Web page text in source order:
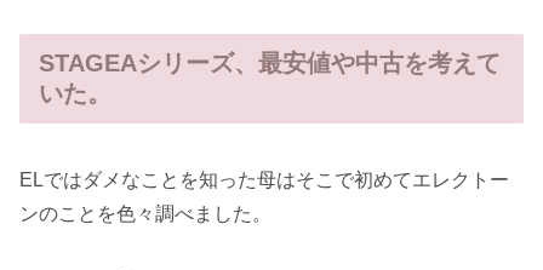
STAGEAシリーズ、最安値や中古を考えて
いた。
ELではダメなことを知った母はそこで初めてエレクトー
ンのことを色々調べました。